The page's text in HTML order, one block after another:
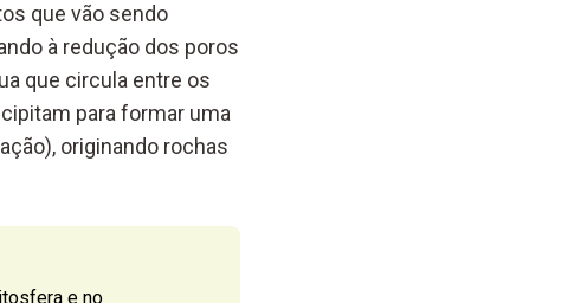
que vão sendo
à redução dos poros
que circula entre os
para formar uma
originando rochas
e no